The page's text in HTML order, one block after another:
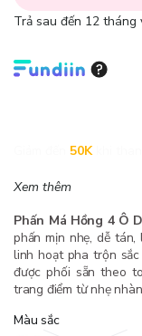
Trả sau đến 12 tháng
50K
Xem thêm
Phấn Má Hồng 4 Ô
phấn mịn nhẹ, dễ
linh hoạt pha trộn
được phối sẵn theo
trang điểm từ nhẹ
Màu sắc